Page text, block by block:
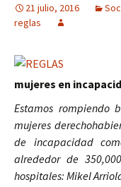
21 julio, 2016
reglas
mujeres en
Estamos rompiendo
mujeres
de incapacidad
alrededor de
hospitales: Mikel